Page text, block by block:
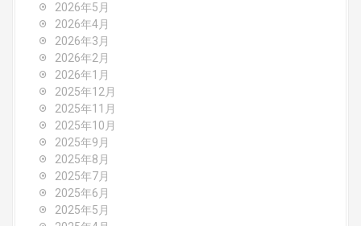
2026年5月
2026年4月
2026年3月
2026年2月
2026年1月
2025年12月
2025年11月
2025年10月
2025年9月
2025年8月
2025年7月
2025年6月
2025年5月